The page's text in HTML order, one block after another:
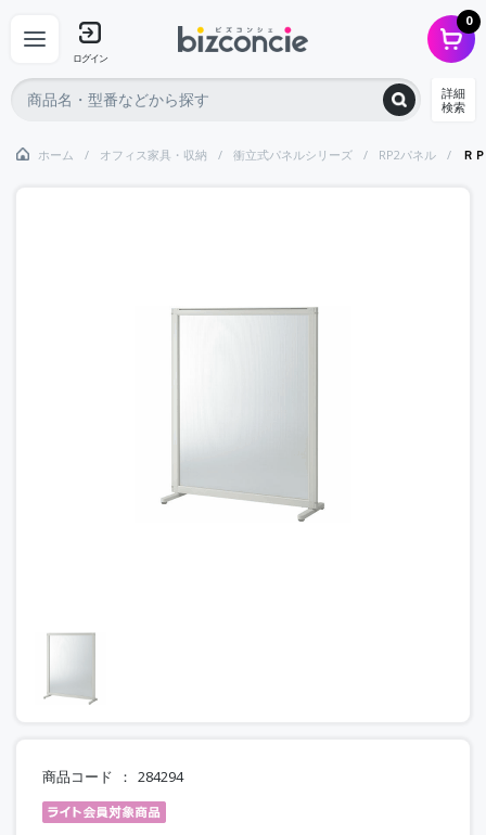
ログイン
0
詳細
検索
ホーム オフィス家具・収納 衝立式パネルシリーズ RP2パネル Ｒ
商品コード 284294